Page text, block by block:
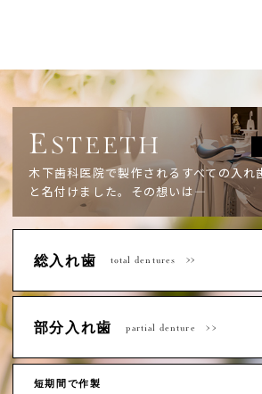
E STEETH
木下歯科医院で製作されるすべての入れ
と名付けました。 その想いは―
総入れ歯 total dentures
部分入れ歯 partial denture
短期間で作製